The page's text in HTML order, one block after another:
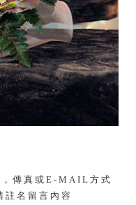
傳真或E-MAIL方式
名留言內容